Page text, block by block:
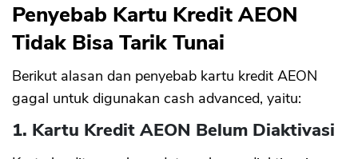
Penyebab Kartu Kredit AEON
Tidak Bisa Tarik Tunai
Berikut alasan dan penyebab kartu kredit AEON
gagal untuk digunakan cash advanced, yaitu:
1. Kartu Kredit AEON Belum Diaktivasi